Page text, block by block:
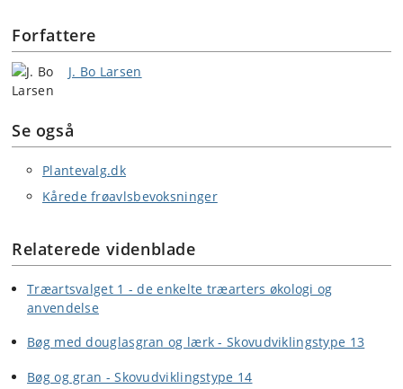
Forfattere
J. Bo Larsen
Se også
Plantevalg.dk
Kårede frøavlsbevoksninger
Relaterede videnblade
Træartsvalget 1 - de enkelte træarters økologi og
anvendelse
Bøg med douglasgran og lærk - Skovudviklingstype 13
Bøg og gran - Skovudviklingstype 14